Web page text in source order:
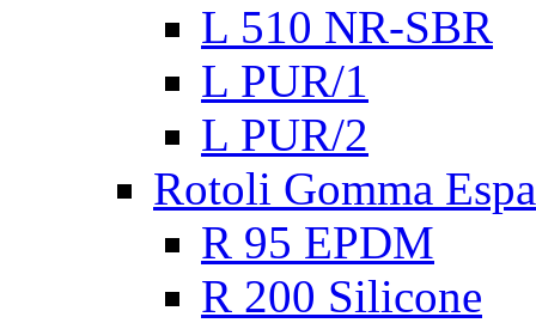
L 510 NR-SBR
L PUR/1
L PUR/2
Rotoli Gomma
R 95 EPDM
R 200 Silicone